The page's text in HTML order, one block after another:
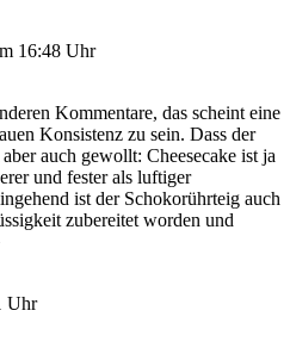
16:48 Uhr
Kommentare, das scheint eine
Konsistenz zu sein. Dass der
auch gewollt: Cheesecake ist ja
und fester als luftiger
ist der Schokorührteig auch
zubereitet worden und
Uhr